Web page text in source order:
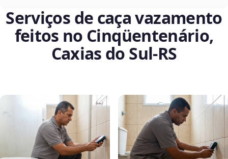
Serviços de caça vazamento
feitos no Cinqüentenário,
Caxias do Sul‑RS